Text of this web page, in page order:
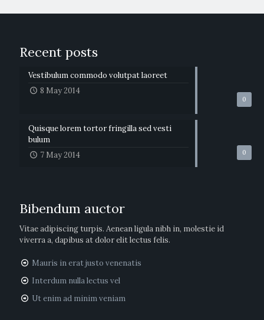
Recent posts
0
Vestibulum commodo volutpat laoreet
8 May 2014
0
Quisque lorem tortor fringilla sed vesti
bulum
7 May 2014
Bibendum auctor
Vitae adipiscing turpis. Aenean ligula nibh in, molestie id
viverra a, dapibus at dolor elit lectus felis.
Mauris in erat justo venenatis
Interdum nulla lectus vel
Ut enim ad minim veniam